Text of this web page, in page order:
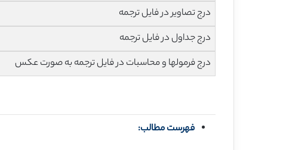
درج تصاویر در فایل ترجمه
درج جداول در فایل ترجمه
درج فرمولها و محاسبات در فایل ترجمه به صورت عکس
فهرست مطالب: